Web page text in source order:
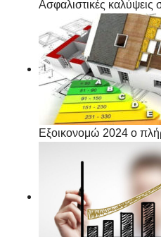
Ασφαλιστικές καλύψεις
Εξοικονομώ 2024 ο